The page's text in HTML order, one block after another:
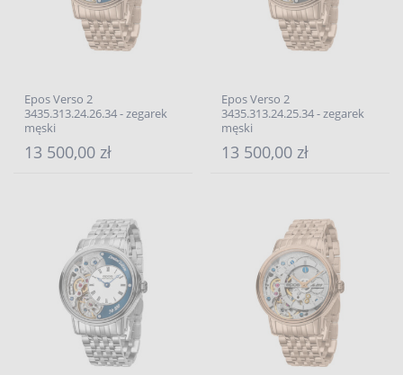
Epos Verso 2
3435.313.24.26.34 - zegarek
męski
13 500,00 zł
Epos Verso 2
3435.313.24.25.34 - zegarek
męski
13 500,00 zł